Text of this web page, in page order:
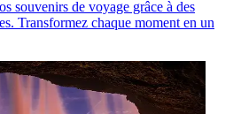
souvenirs de voyage grâce à des
Transformez chaque moment en un